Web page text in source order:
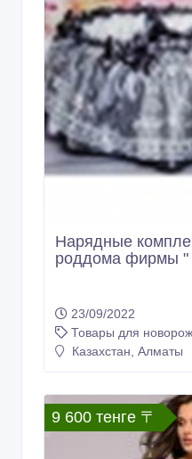
Нарядные
роддома фирмы "
23/09/2022
Товары для
Казахстан, Алматы
9 600 тенге 〒